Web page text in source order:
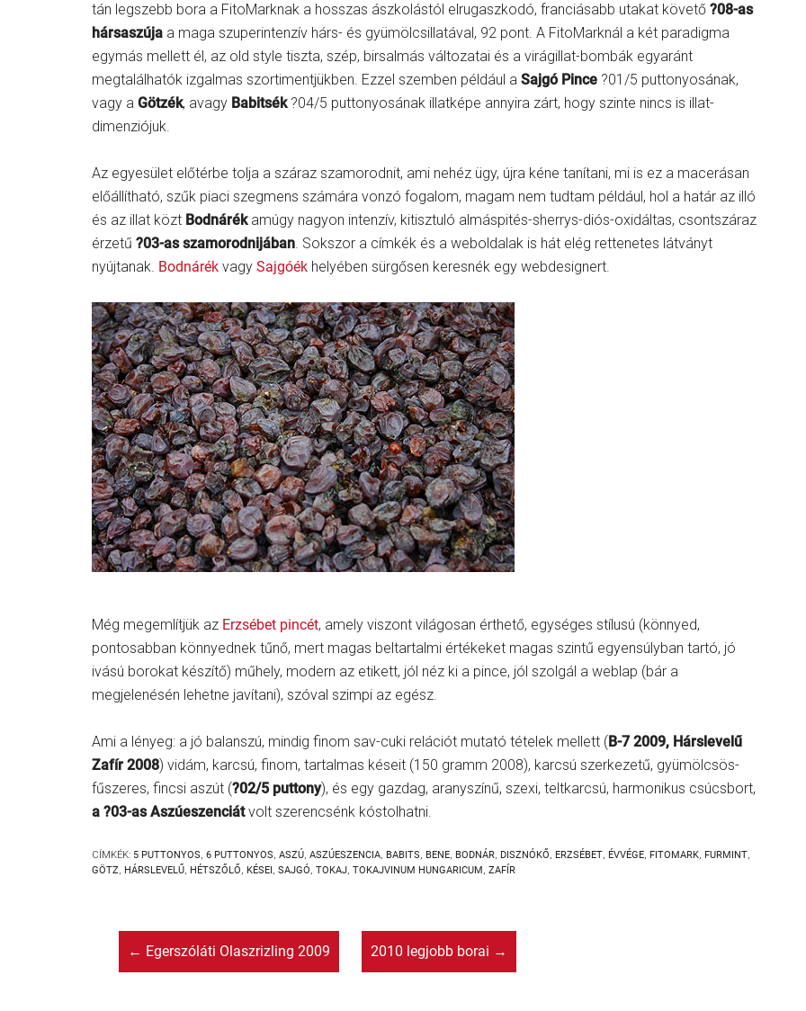
tán legszebb bora a FitoMarknak a hosszas ászkolástól elrugaszkodó, franciásabb utakat követő ?08-as
hársaszúja a maga szuperintenzív hárs- és gyümölcsillatával, 92 pont. A FitoMarknál a két paradigma
egymás mellett él, az old style tiszta, szép, birsalmás változatai és a virágillat-bombák egyaránt
megtalálhatók izgalmas szortimentjükben. Ezzel szemben például a Sajgó Pince ?01/5 puttonyosának,
vagy a Götzék, avagy Babitsék?04/5 puttonyosának illatképe annyira zárt, hogy szinte nincs is illat-
dimenziójuk.
Az egyesület előtérbe tolja a száraz szamorodnit, ami nehéz ügy, újra kéne tanítani, mi is ez a macerásan
előállítható, szűk piaci szegmens számára vonzó fogalom, magam nem tudtam például, hol a határ az illó
és az illat közt Bodnárékamúgy nagyon intenzív, kitisztuló almáspités-sherrys-diós-oxidáltas, csontszáraz
érzetű ?03-as szamorodnijában. Sokszor a címkék és a weboldalak is hát elég rettenetes látványt
nyújtanak. Bodnárék vagy Sajgóék helyében sürgősen keresnék egy webdesignert.
Még megemlítjük az Erzsébet pincét, amely viszont világosan érthető, egységes stílusú (könnyed,
pontosabban könnyednek tűnő, mert magas beltartalmi értékeket magas szintű egyensúlyban tartó, jó
ivású borokat készítő) műhely, modern az etikett, jól néz ki a pince, jól szolgál a weblap (bár a
megjelenésén lehetne javítani), szóval szimpi az egész.
Ami a lényeg: a jó balanszú, mindig finom sav-cuki relációt mutató tételek mellett (B-7 2009, Hárslevelű
Zafír 2008) vidám, karcsú, finom, tartalmas késeit (150 gramm 2008), karcsú szerkezetű, gyümölcsös-
fűszeres, fincsi aszút (?02/5 puttony), és egy gazdag, aranyszínű, szexi, teltkarcsú, harmonikus csúcsbort,
a ?03-as Aszúeszenciátvolt szerencsénk kóstolhatni.
CÍMKÉK: 5 PUTTONYOS, 6 PUTTONYOS, ASZÚ, ASZÚESZENCIA, BABITS, BENE, BODNÁR, DISZNÓKŐ, ERZSÉBET, ÉVVÉGE, FITOMARK, FURMINT,
GÖTZ, HÁRSLEVELŰ, HÉTSZŐLŐ, KÉSEI, SAJGÓ, TOKAJ, TOKAJVINUM HUNGARICUM, ZAFÍR
← Egerszóláti Olaszrizling 2009 2010 legjobb borai →